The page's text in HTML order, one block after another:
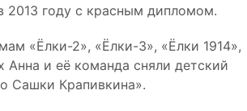
2013 году с красным дипломом.
«Ёлки-2», «Ёлки-3», «Ёлки 1914»,
Анна и её команда сняли детский
Сашки Крапивкина».